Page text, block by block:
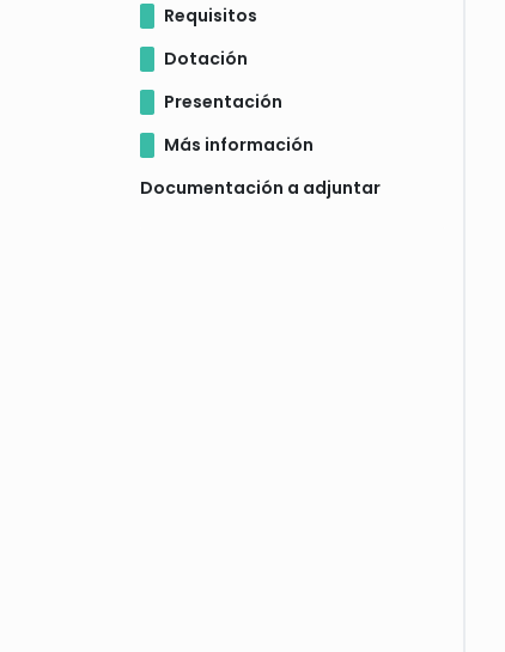
Requisitos
Dotación
Presentación
Más información
Documentación a adjuntar